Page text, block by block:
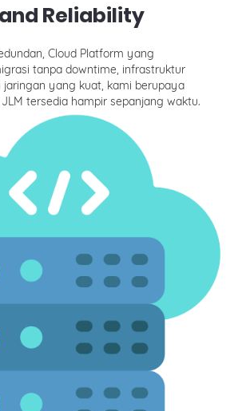
Reliability
Cloud Platform yang
tanpa downtime, infrastruktur
jaringan yang kuat, kami berupaya
tersedia hampir sepanjang waktu.